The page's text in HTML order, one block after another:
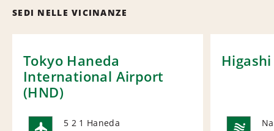
SEDI NELLE VICINANZE
Tokyo Haneda
International Airport
(HND)
5 2 1 Haneda